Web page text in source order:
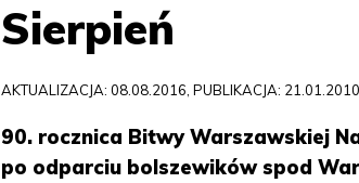
Sierpień
AKTUALIZACJA: 08.08.2016, PUBLIKACJA: 21.01.2010
90. rocznica Bitwy Warszawskiej
po odparciu bolszewików spod